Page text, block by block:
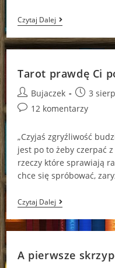
Czytaj DalejJaka
Jest
Prawda
O
Tarot prawdę Ci
Post
author:
Bujaczek
Post
published:
3
Post12 komentarzy
„Czyjaś zgryźliwość
jest po to żeby czerpać
rzeczy które sprawiają
chce się spróbować,
Czytaj DalejTarot
Prawdę
Ci
Powie
A pierwsze